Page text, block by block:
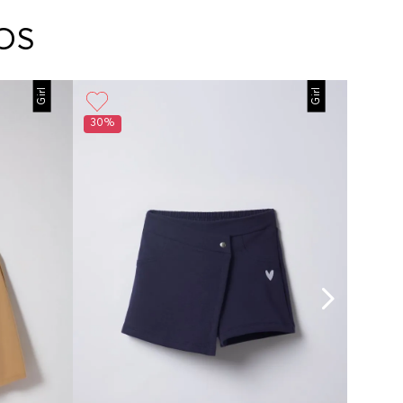
la recogida del producto en la dirección
Girl Girl
30%